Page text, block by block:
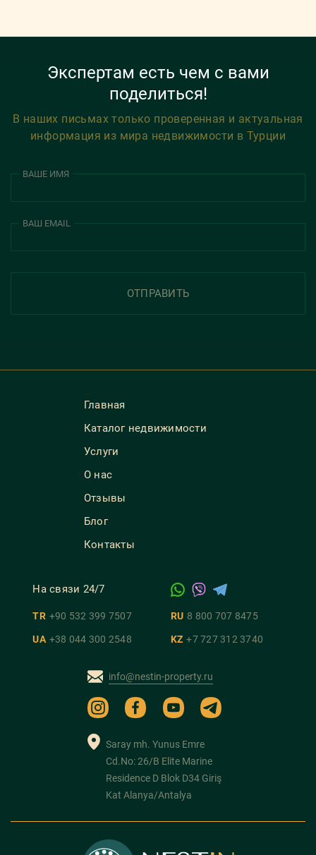
Экспертам есть чем с вами
поделиться!
В наших письмах только проверенная и актуальная
информация из мира недвижимости в Турции
ВАШЕ ИМЯ
ВАШ EMAIL
ОТПРАВИТЬ
Главная
Каталог недвижимости
Услуги
О нас
Отзывы
Блог
Контакты
На связи 24/7
TR +90 532 399 7507 RU 8 800 707 8475
UA +38 044 300 2548 KZ +7 727 312 3740
info@nestin-property.ru
Saray mh. Yunus Emre
Cd.No: 26/B Elite Marine
Residence D Blok D34 Giriş
Kat Alanya/Antalya